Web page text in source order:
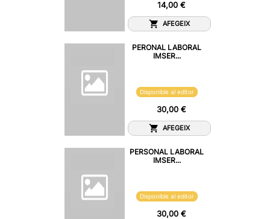
14,00 €
AFEGEIX
PERONAL LABORAL
IMSER...
Disponible al editor
30,00 €
AFEGEIX
PERSONAL LABORAL
IMSER...
Disponible al editor
30,00 €